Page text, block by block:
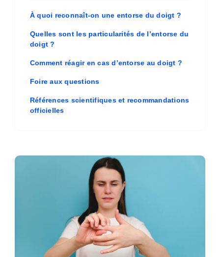
À quoi reconnaît-on une entorse du doigt ?
Quelles sont les particularités de l’entorse du
doigt ?
Comment réagir en cas d’entorse au doigt ?
Foire aux questions
Références scientifiques et recommandations
officielles